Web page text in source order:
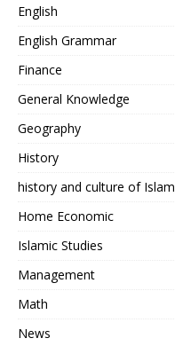
English
English Grammar
Finance
General Knowledge
Geography
History
history and culture of Islam
Home Economic
Islamic Studies
Management
Math
News